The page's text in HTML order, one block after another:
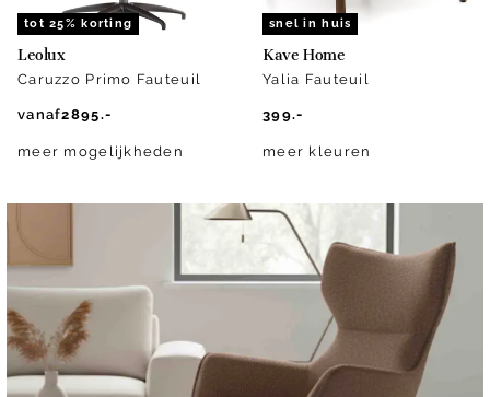
tot 25% korting
Leolux
Caruzzo Primo Fauteuil
vanaf2895.-
meer mogelijkheden
snel in huis
Kave Home
Yalia Fauteuil
399.-
meer kleuren